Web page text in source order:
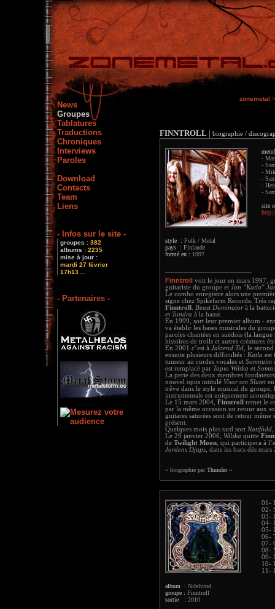
News
Groupes
Tablatures
Traductions
Chroniques
Interviews
Paroles
Download
Contacts
Team
Liens
- Infos sur le site -
groupes : 382
albums : 2235
mise à jour :
mardi 27 février
17h13 ...
- Partenaires -
zonemetal >
FINNTROLL | biographie /
style : Folk / Metal
pays : Finlande
formé en : 1997
-
-
-
-
-
-
site
Finntroll voit le jour en mars 1997,
guitariste du groupe et Jan "Katla"
Le combo enregistre alors une
signe chez Spikefarm Records. Très
Finntroll
Beast Dominatorà la
et Tundra à la basse.
En 1999, sort leur premier album -
va établir les bases musicales du
paroles chantées en suédois (la
histoires de trolls et autres créatures
En 2001 c’est à Jaktend Tid , le
ensuite plusieurs difficultés : Katla est
tumeur au cordes vocales et Somnuim
est remplacé par Tapio Wilska et
La perte des deux membres
nouvel opus intitulé Visor om Slutet
trêve dans le style musical du groupe,
instrumentale est uniquement
Le 15 mars 2004, Finntroll remet le
par la même occasion un retour aux
guitares saturées sont de retour
présent.
Quelques mois plus tard sort Nattfödd
Le 29 janvier 2006, Wilska quitte
de Twilight Moon , qui participera à
Jordens Djups , dans les bacs dès
~ biographie parThunder~
album : Nifelvind
groupe : Finntroll
sortie : 2010
01-
02-
03-
04-
05-
06-
07-
08-
09-
10-
11-